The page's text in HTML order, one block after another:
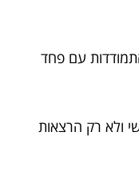
עם פחד
ולא רק הרצאות